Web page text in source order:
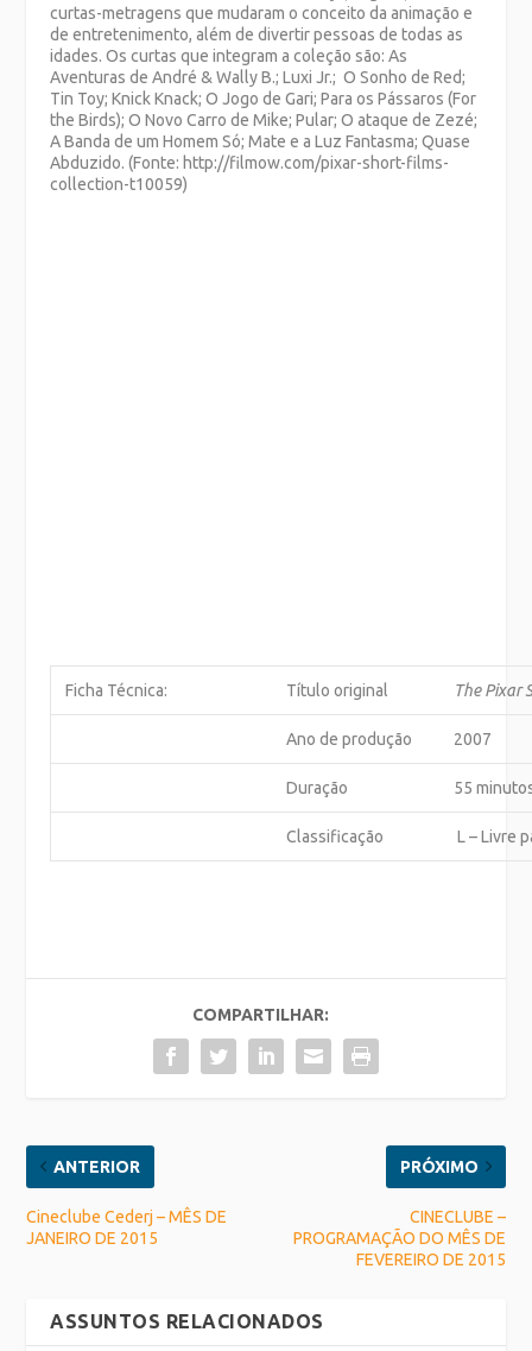
curtas-metragens que mudaram o conceito da animação e
de entretenimento, além de divertir pessoas de todas as
idades. Os curtas que integram a coleção são: As
Aventuras de André & Wally B.; Luxi Jr.; O Sonho de Red;
Tin Toy; Knick Knack; O Jogo de Gari; Para os Pássaros (For
the Birds); O Novo Carro de Mike; Pular; O ataque de Zezé;
A Banda de um Homem Só; Mate e a Luz Fantasma; Quase
Abduzido. (Fonte: http://filmow.com/pixar-short-films-
collection-t10059)
Ficha Técnica: Título original The Pixar
Ano de produção 2007
Duração 55
Classificação L – Livre
COMPARTILHAR:
ANTERIOR
Cineclube Cederj – MÊS DE
JANEIRO DE 2015
PRÓXIMO
CINECLUBE –
PROGRAMAÇÃO DO MÊS DE
FEVEREIRO DE 2015
ASSUNTOS RELACIONADOS